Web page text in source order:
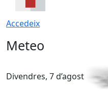
Accedeix
Meteo
Divendres, 7 d’agost